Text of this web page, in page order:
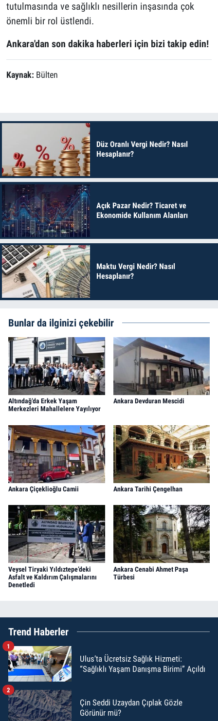
tutulmasında ve sağlıklı nesillerin inşasında çok
önemli bir rol üstlendi.
Ankara'dan son dakika haberleri için bizi takip edin!
Kaynak: Bülten
Düz Oranlı Vergi Nedir? Nasıl
Hesaplanır?
Açık Pazar Nedir? Ticaret ve
Ekonomide Kullanım Alanları
Maktu Vergi Nedir? Nasıl
Hesaplanır?
Bunlar da ilginizi çekebilir
Altındağ’da Erkek Yaşam
Merkezleri Mahallelere Yayılıyor
Ankara Devduran Mescidi
Ankara Çiçeklioğlu Camii Ankara Tarihi Çengelhan
Veysel Tiryaki Yıldıztepe’deki
Asfalt ve Kaldırım Çalışmalarını
Denetledi
Ankara Cenabi Ahmet Paşa
Türbesi
Trend Haberler
Ulus’ta Ücretsiz Sağlık Hizmeti:
“Sağlıklı Yaşam Danışma Birimi” Açıldı
1
Çin Seddi Uzaydan Çıplak Gözle
Görünür mü?
2